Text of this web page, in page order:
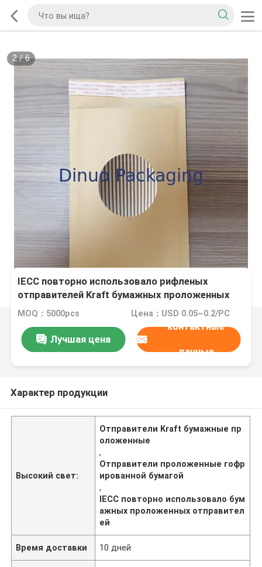
2/6
IECC повторно использовало рифленых
отправителей Kraft бумажных проложенных
MOQ：5000pcs Цена：USD 0.05~0.2/PC
Лучшая цена
контактные
данные
Характер продукции
Высокий свет:
Отправители Kraft бумажные пр
оложенные
,
Отправители проложенные гофр
ированной бумагой
,
IECC повторно использовало бум
ажных проложенных отправител
ей
Время доставки 10 дней